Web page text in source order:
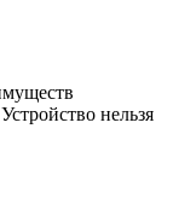
нельзя